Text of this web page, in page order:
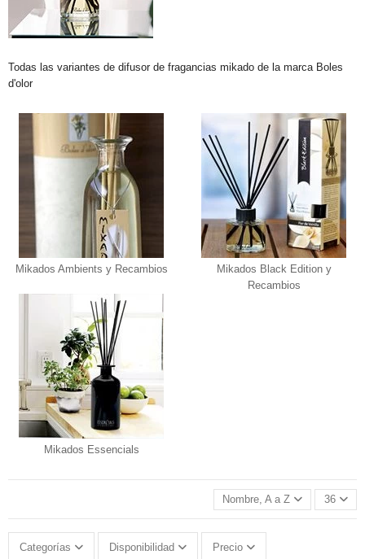
Todas las variantes de difusor de fragancias mikado de la marca Boles
d'olor
Mikados Ambients y Recambios
Mikados Black Edition y
Recambios
Mikados Essencials
Nombre, A a Z 36
Categorías Disponibilidad Precio